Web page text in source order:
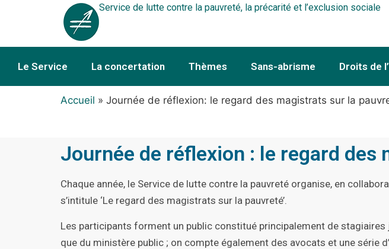
Service de lutte contre la pauvreté, la précarité et l’exclusion sociale
Le Service La concertation Thèmes Sans-abrisme Droits de
Accueil » Journée de réflexion: le regard des magistrats sur la
Journée de réflexion : le regard des
Chaque année, le Service de lutte contre la pauvreté organise, en
s’intitule ‘Le regard des magistrats sur la pauvreté’.
Les participants forment un public constitué principalement de
que du ministère public ; on compte également des avocats et une